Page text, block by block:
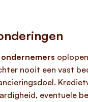
ondernemers
nooit een vast
eventuele